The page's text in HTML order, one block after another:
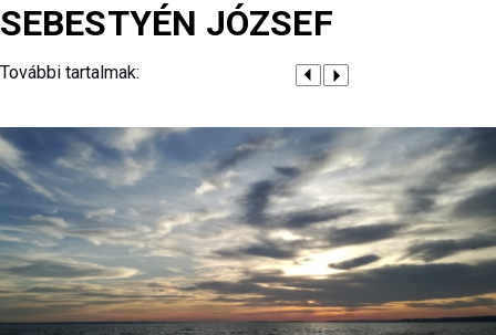
SEBESTYÉN JÓZSEF
További tartalmak: